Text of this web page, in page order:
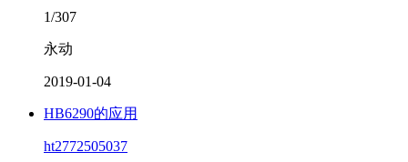
1/307
永动
2019-01-04
HB6290的应用
ht2772505037